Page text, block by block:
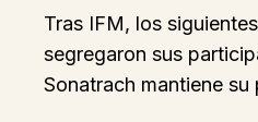
Tras IFM, los
segregaron sus
Sonatrach mantiene